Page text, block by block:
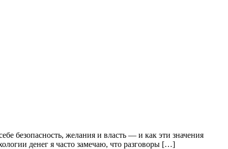
безопасность, желания и власть — и как эти значения
денег я часто замечаю, что разговоры […]